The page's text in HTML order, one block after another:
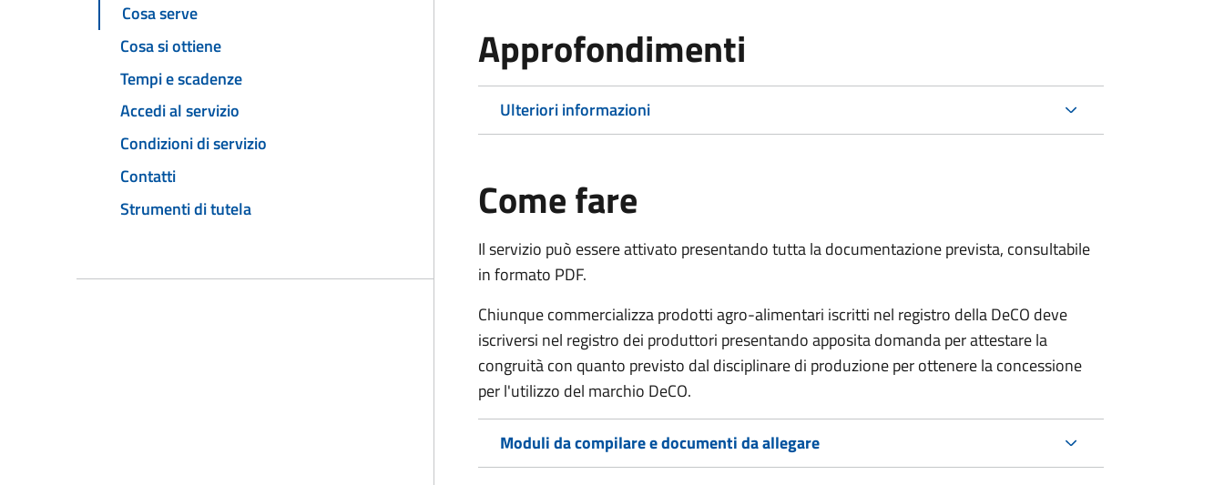
Cosa serve
Cosa si ottiene
Tempi e scadenze
Accedi al servizio
Condizioni di servizio
Contatti
Strumenti di tutela
Approfondimenti
Ulteriori informazioni
Come fare
Il servizio può essere attivato presentando tutta la documentazione prevista, consultabile
in formato PDF.
Chiunque commercializza prodotti agro-alimentari iscritti nel registro della DeCO deve
iscriversi nel registro dei produttori presentando apposita domanda per attestare la
congruità con quanto previsto dal disciplinare di produzione per ottenere la concessione
per l'utilizzo del marchio DeCO.
Moduli da compilare e documenti da allegare